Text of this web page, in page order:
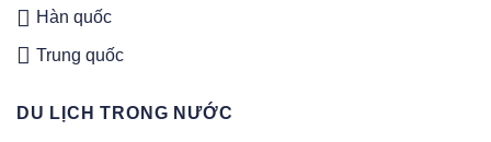
Hàn quốc
Trung quốc
DU LỊCH TRONG NƯỚC